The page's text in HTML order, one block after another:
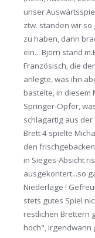
unser
ztw. standen wir
zu haben, dann
ein... Björn stand
Französisch, die
anlegte, was ihn
bastelte, in diesem
Springer-Opfer,
schlagartig aus
Brett 4 spielte
den
in Sieges-Absicht
ausgekontert...so
Niederlage !
stets gutes Spiel
restlichen Brettern
hoch", irgendwann